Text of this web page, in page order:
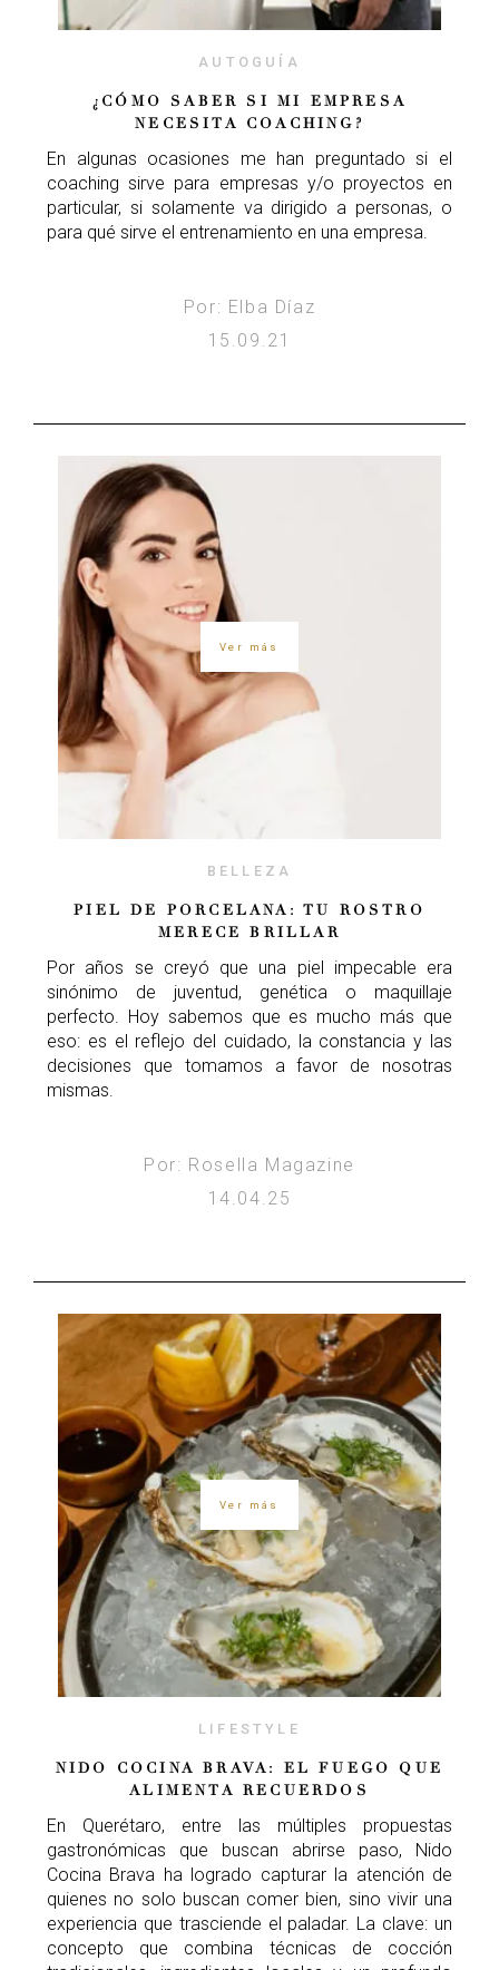
AUTOGUÍA
¿CÓMO SABER SI MI EMPRESA
NECESITA COACHING?
En algunas ocasiones me han preguntado si el
coaching sirve para empresas y/o proyectos en
particular, si solamente va dirigido a personas, o
para qué sirve el entrenamiento en una empresa.
Por: Elba Díaz
15.09.21
Ver más
BELLEZA
PIEL DE PORCELANA: TU ROSTRO
MERECE BRILLAR
Por años se creyó que una piel impecable era
sinónimo de juventud, genética o maquillaje
perfecto. Hoy sabemos que es mucho más que
eso: es el reflejo del cuidado, la constancia y las
decisiones que tomamos a favor de nosotras
mismas.
Por: Rosella Magazine
14.04.25
Ver más
LIFESTYLE
NIDO COCINA BRAVA: EL FUEGO QUE
ALIMENTA RECUERDOS
En Querétaro, entre las múltiples propuestas
gastronómicas que buscan abrirse paso, Nido
Cocina Brava ha logrado capturar la atención de
quienes no solo buscan comer bien, sino vivir una
experiencia que trasciende el paladar. La clave: un
concepto que combina técnicas de cocción